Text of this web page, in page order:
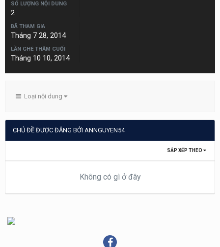
SỐ LƯỢNG NỘI DUNG
2
ĐÃ THAM GIA
Tháng 7 28, 2014
LẦN GHÉ THĂM CUỐI
Tháng 10 10, 2014
Loại nội dung
CHỦ ĐỀ ĐƯỢC ĐĂNG BỞI ANNGUYEN54
SẮP XẾP THEO
Không có gì ở đây